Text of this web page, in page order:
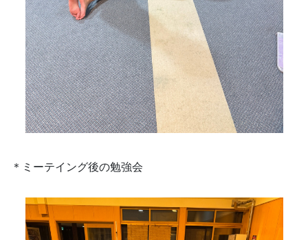
＊ミーテイング後の勉強会